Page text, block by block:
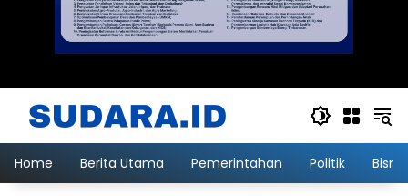
Home Berita Utama Pemerintahan Politik